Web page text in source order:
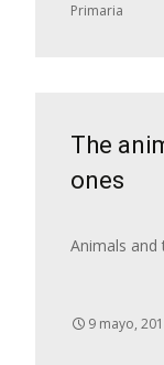
Primaria
The
ones
Animals and
9 mayo,